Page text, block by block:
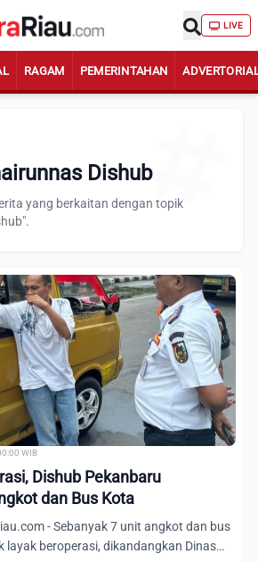
LIVE
RAGAM PEMERINTAHAN
Dishub
yang berkaitan dengan topik
WIB
Dishub Pekanbaru
dan Bus Kota
- Sebanyak 7 unit angkot dan bus
layak beroperasi, dikandangkan Dinas